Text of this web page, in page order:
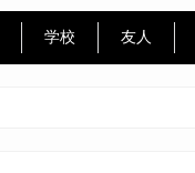
学校 友人